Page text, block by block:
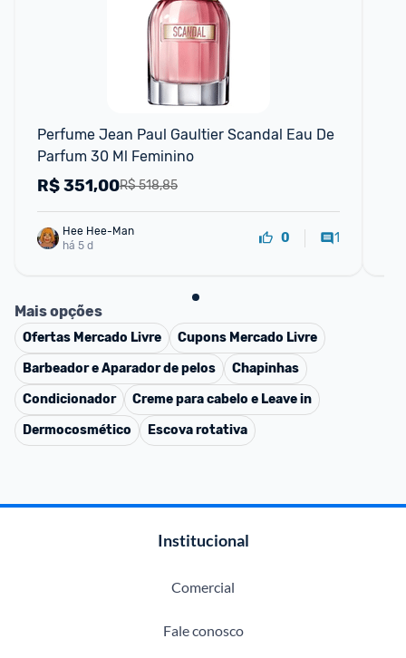
Perfume Jean Paul Gaultier Scandal Eau De
Parfum 30 Ml Feminino
R$ 518,85
R$351,00
Hee Hee-Man
há 5 d
0 1
Mais opções
Ofertas Mercado Livre Cupons Mercado Livre
Barbeador e Aparador de pelos
Chapinhas
Condicionador
Creme para cabelo e Leave in
Dermocosmético
Escova rotativa
Institucional
Comercial
Fale conosco